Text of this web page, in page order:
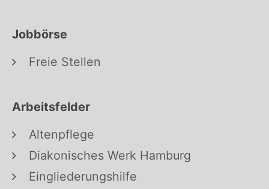
Jobbörse
Freie Stellen
Arbeitsfelder
Altenpflege
Diakonisches Werk Hamburg
Eingliederungshilfe